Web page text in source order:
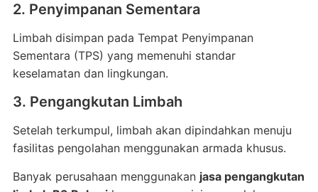
2. Penyimpanan Sementara
Limbah disimpan pada Tempat Penyimpanan
Sementara (TPS) yang memenuhi standar
keselamatan dan lingkungan.
3. Pengangkutan Limbah
Setelah terkumpul, limbah akan dipindahkan menuju
fasilitas pengolahan menggunakan armada khusus.
Banyak perusahaan menggunakan jasa pengangkutan